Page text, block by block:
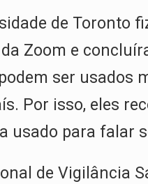
de Toronto
Zoom e
ser usados
Por isso, eles
usado para falar
de Vigilância